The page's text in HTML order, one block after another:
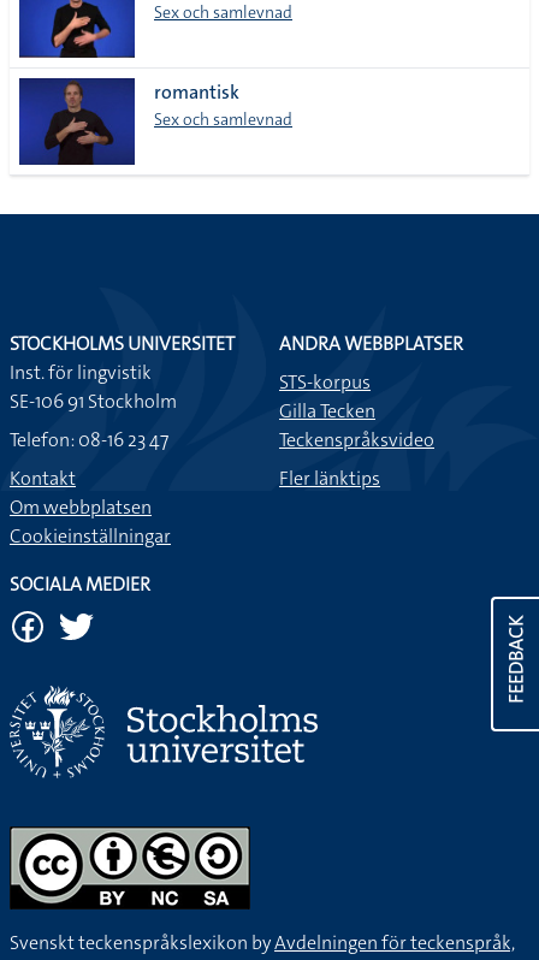
Sex och samlevnad
romantisk
Sex och samlevnad
FEEDBACK
STOCKHOLMS UNIVERSITET
Inst. för lingvistik
SE-106 91 Stockholm
Telefon: 08-16 23 47
Kontakt
Om webbplatsen
Cookieinställningar
ANDRA WEBBPLATSER
STS-korpus
Gilla Tecken
Teckenspråksvideo
Fler länktips
SOCIALA MEDIER
Svenskt teckenspråkslexikon byAvdelningen för teckenspråk,